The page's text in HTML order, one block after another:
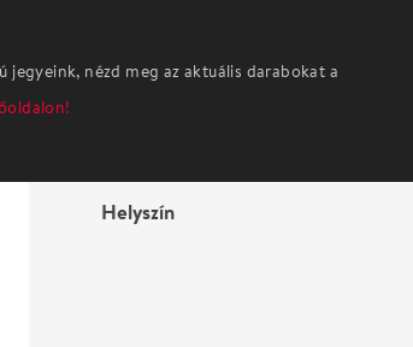
jegyeink, nézd meg az aktuális darabokat a
Helyszín